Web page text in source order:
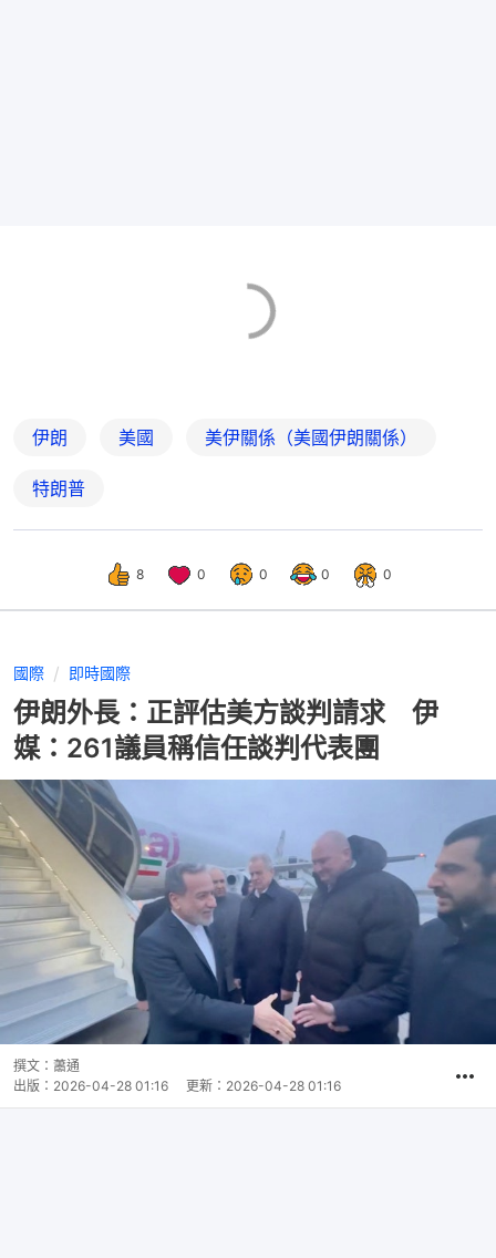
伊朗 美國 美伊關係（美國伊朗關係）
特朗普
8 0 0 0 0
國際 即時國際
伊朗外長：正評估美方談判請求 伊
媒：261議員稱信任談判代表團
撰文： 蕭通
出版： 2026-04-28 01:16 更新： 2026-04-28 01:16